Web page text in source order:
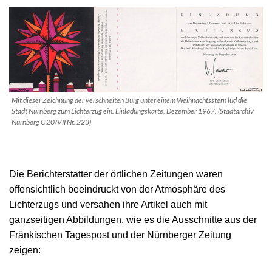
Mit dieser Zeichnung der verschneiten Burg unter einem Weihnachtsstern lud die
Stadt Nürnberg zum Lichterzug ein. Einladungskarte, Dezember 1967. (Stadtarchiv
Nürnberg C 20/VII Nr. 223)
Die Berichterstatter der örtlichen Zeitungen waren
offensichtlich beeindruckt von der Atmosphäre des
Lichterzugs und versahen ihre Artikel auch mit
ganzseitigen Abbildungen, wie es die Ausschnitte aus der
Fränkischen Tagespost und der Nürnberger Zeitung
zeigen: